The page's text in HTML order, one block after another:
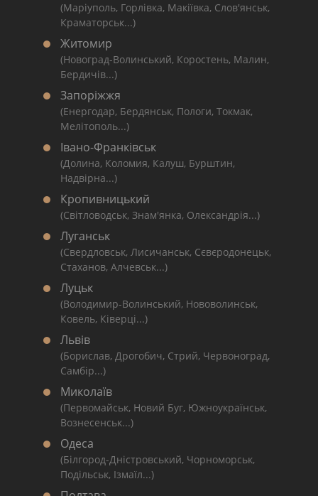
(Маріуполь, Горлівка, Макіївка, Слов'янськ,
Краматорськ...)
Житомир
(Новоград-Волинський, Коростень, Малин,
Бердичів...)
Запоріжжя
(Енергодар, Бердянськ, Пологи, Токмак,
Мелітополь...)
Івано-Франківськ
(Долина, Коломия, Калуш, Бурштин,
Надвірна...)
Кропивницький
(Світловодськ, Знам'янка, Олександрія...)
Луганськ
(Свердловськ, Лисичанськ, Сєвєродонецьк,
Стаханов, Алчевськ...)
Луцьк
(Володимир-Волинський, Нововолинськ,
Ковель, Ківерці...)
Львів
(Борислав, Дрогобич, Стрий, Червоноград,
Самбір...)
Миколаїв
(Первомайськ, Новий Буг, Южноукраїнськ,
Вознесенськ...)
Одеса
(Білгород-Дністровський, Чорноморськ,
Подільськ, Ізмаїл...)